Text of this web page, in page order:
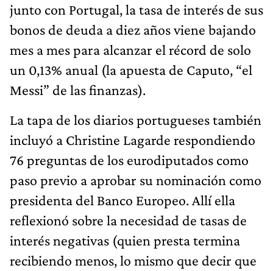
junto con Portugal, la tasa de interés de sus
bonos de deuda a diez años viene bajando
mes a mes para alcanzar el récord de solo
un 0,13% anual (la apuesta de Caputo, “el
Messi” de las finanzas).
La tapa de los diarios portugueses también
incluyó a Christine Lagarde respondiendo
76 preguntas de los eurodiputados como
paso previo a aprobar su nominación como
presidenta del Banco Europeo. Allí ella
reflexionó sobre la necesidad de tasas de
interés negativas (quien presta termina
recibiendo menos, lo mismo que decir que